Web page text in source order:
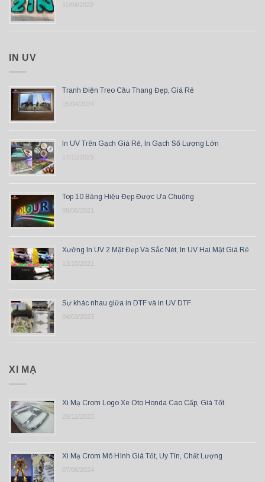
11/04/2022
IN UV
Tranh Điện Treo Cầu Thang Đẹp, Giá Rẻ
15/04/2024
In UV Trên Gạch Giá Rẻ, In Gạch Số Lượng Lớn
17/11/2023
Top 10 Bảng Hiệu Đẹp Được Ưa Chuộng
08/06/2021
Xưởng In UV 2 Mặt Đẹp Và Sắc Nét, In UV Hai Mặt Giá Rẻ
13/10/2021
Sự khác nhau giữa in DTF và in UV DTF
04/03/2023
XI MẠ
Xi Mạ Crom Logo Xe Oto Honda Cao Cấp, Giá Tốt
29/12/2023
Xi Mạ Crom Mô Hình Giá Tốt, Uy Tín, Chất Lượng
07/06/2024